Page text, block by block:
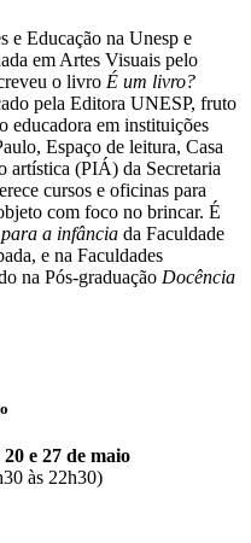
e Educação na Unesp e
em Artes Visuais pelo
o livro É um livro?
pela Editora UNESP, fruto
educadora em instituições
Espaço de leitura, Casa
artística (PIÁ) da Secretaria
cursos e oficinas para
com foco no brincar. É
a infância da Faculdade
e na Faculdades
na Pós-graduação Docência
e 27 de maio
às 22h30)